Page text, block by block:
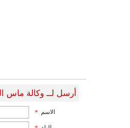
أرسل لــ وكالة ماس
الاسم *